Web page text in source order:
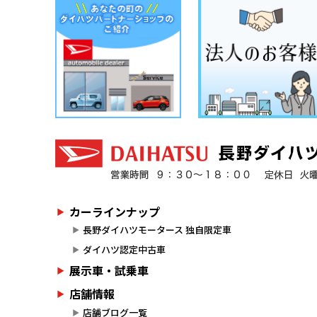
カーラインナップ
長野ダイハツモータース 独自限定車
ダイハツ認定中古車
展示車・試乗車
店舗情報
店舗ブログ一覧